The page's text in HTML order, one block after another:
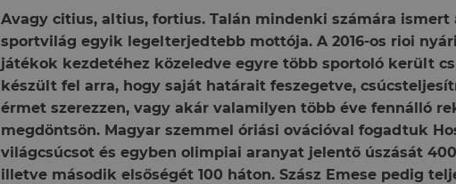
Avagy citius, altius, fortius. Talán mindenki számára ismert
sportvilág egyik legelterjedtebb mottója. A 2016-os rioi
játékok kezdetéhez közeledve egyre több sportoló került
készült fel arra, hogy saját határait feszegetve,
érmet szerezzen, vagy akár valamilyen több éve fennálló
megdöntsön. Magyar szemmel óriási ovációval fogadtuk
világcsúcsot és egyben olimpiai aranyat jelentő úszását
illetve második elsőségét 100 háton. Szász Emese pedig